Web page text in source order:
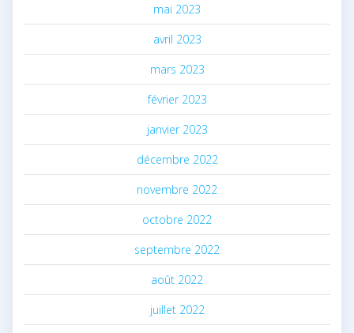
mai 2023
avril 2023
mars 2023
février 2023
janvier 2023
décembre 2022
novembre 2022
octobre 2022
septembre 2022
août 2022
juillet 2022